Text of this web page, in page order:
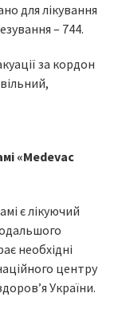
для лікування
– 744.
за кордон
«Medevac
є лікуючий
необхідні
центру
України.